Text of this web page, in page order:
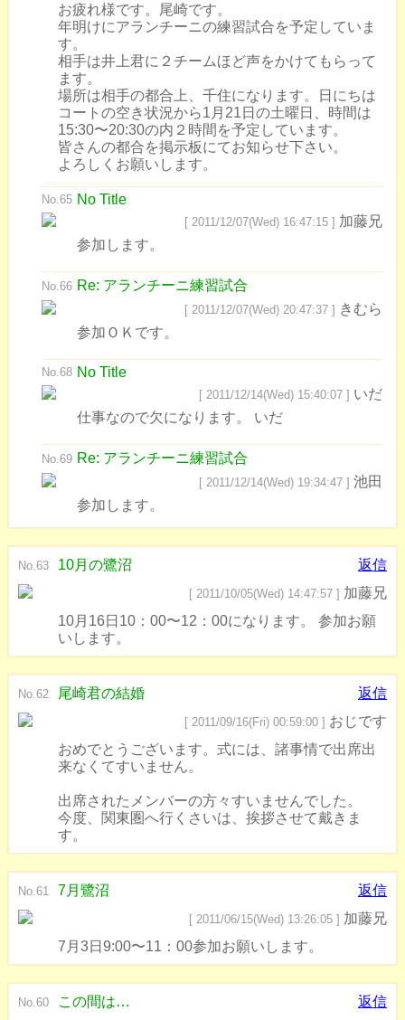
お疲れ様です。尾崎です。
年明けにアランチーニの練習試合を予定していま
す。
相手は井上君に２チームほど声をかけてもらって
ます。
場所は相手の都合上、千住になります。日にちは
コートの空き状況から1月21日の土曜日、時間は
15:30〜20:30の内２時間を予定しています。
皆さんの都合を掲示板にてお知らせ下さい。
よろしくお願いします。
No.65 No Title
[ 2011/12/07(Wed) 16:47:15 ] 加藤兄
参加します。
No.66 Re: アランチーニ練習試合
[ 2011/12/07(Wed) 20:47:37 ] きむら
参加ＯＫです。
No.68 No Title
[ 2011/12/14(Wed) 15:40:07 ] いだ
仕事なので欠になります。 いだ
No.69 Re: アランチーニ練習試合
[ 2011/12/14(Wed) 19:34:47 ] 池田
参加します。
No.63 10月の鷺沼 返信
[ 2011/10/05(Wed) 14:47:57 ] 加藤兄
10月16日10：00〜12：00になります。 参加お願
いします。
No.62 尾崎君の結婚 返信
[ 2011/09/16(Fri) 00:59:00 ] おじです
おめでとうございます。式には、諸事情で出席出
来なくてすいません。
出席されたメンバーの方々すいませんでした。
今度、関東圏へ行くさいは、挨拶させて戴きま
す。
No.61 7月鷺沼 返信
[ 2011/06/15(Wed) 13:26:05 ] 加藤兄
7月3日9:00〜11：00参加お願いします。
No.60 この間は… 返信